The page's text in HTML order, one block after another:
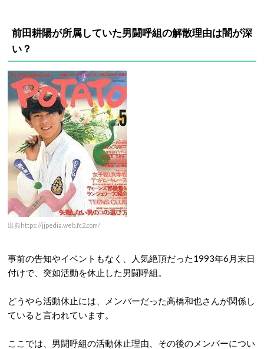
前田耕陽が所属していた男闘呼組の解散理由は闇が深
い？
出典https://jjpedia.web.fc2.com/
事前の告知やイベントもなく、人気絶頂だった1993年6月末日
付けで、突如活動を休止した男闘呼組。
どうやら活動休止には、メンバーだった高橋和也さんが関係し
ていると言われています。
ここでは、男闘呼組の活動休止理由、その後のメンバーについ